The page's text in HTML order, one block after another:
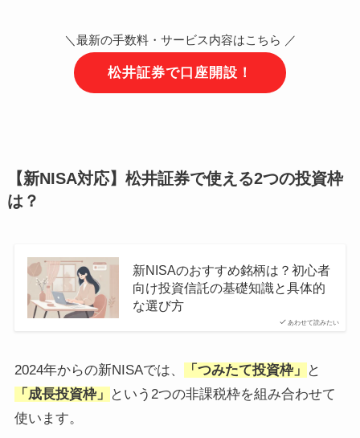
＼最新の手数料・サービス内容はこちら ／
松井証券で口座開設！
【新NISA対応】松井証券で使える2つの投資枠
は？
あわせて読みたい
新NISAのおすすめ銘柄は？初心者
向け投資信託の基礎知識と具体的
な選び方
2024年からの新NISAでは、 「つみたて投資枠」
と
「成長投資枠」
という2つの非課税枠を組み合わせて
使います。